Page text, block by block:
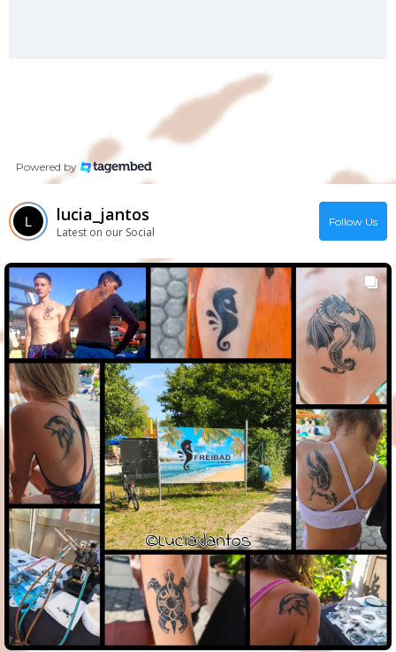
Powered by
lucia_jantos
Latest on our Social
Follow Us